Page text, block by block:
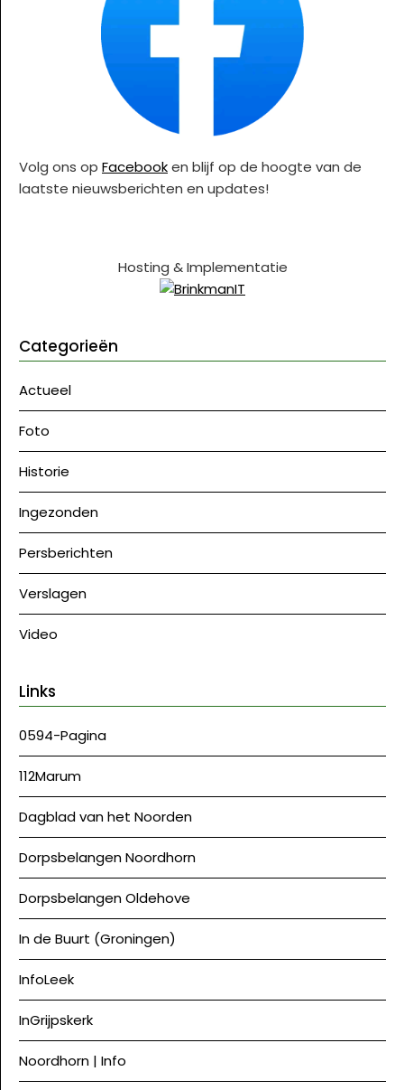
Volg ons op Facebooken blijf op de hoogte van de
laatste nieuwsberichten en updates!
Hosting & Implementatie
Categorieën
Actueel
Foto
Historie
Ingezonden
Persberichten
Verslagen
Video
Links
0594-Pagina
112Marum
Dagblad van het Noorden
Dorpsbelangen Noordhorn
Dorpsbelangen Oldehove
In de Buurt (Groningen)
InfoLeek
InGrijpskerk
Noordhorn | Info